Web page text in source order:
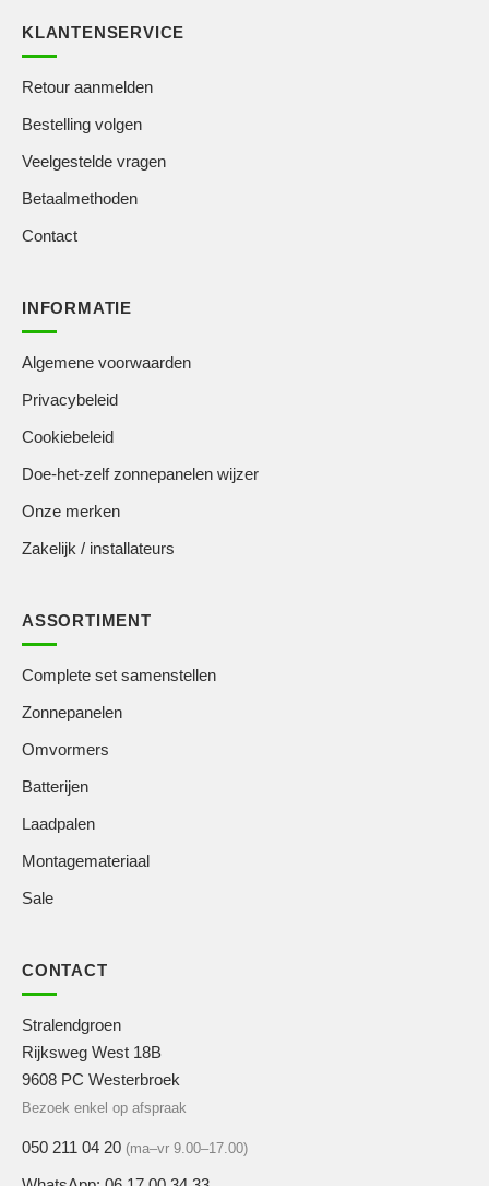
KLANTENSERVICE
Retour aanmelden
Bestelling volgen
Veelgestelde vragen
Betaalmethoden
Contact
INFORMATIE
Algemene voorwaarden
Privacybeleid
Cookiebeleid
Doe-het-zelf zonnepanelen wijzer
Onze merken
Zakelijk / installateurs
ASSORTIMENT
Complete set samenstellen
Zonnepanelen
Omvormers
Batterijen
Laadpalen
Montagemateriaal
Sale
CONTACT
Stralendgroen
Rijksweg West 18B
9608 PC Westerbroek
Bezoek enkel op afspraak
050 211 04 20 (ma–vr 9.00–17.00)